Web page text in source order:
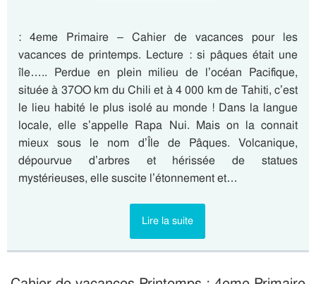
: 4eme Primaire – Cahier de vacances pour les
vacances de printemps. Lecture : si pâques était une
île….. Perdue en plein milieu de l’océan Pacifique,
située à 37OO km du Chili et à 4 000 km de Tahiti, c’est
le lieu habité le plus isolé au monde ! Dans la langue
locale, elle s’appelle Rapa Nui. Mais on la connait
mieux sous le nom d’Île de Pâques. Volcanique,
dépourvue d’arbres et hérissée de statues
mystérieuses, elle suscite l’étonnement et…
Lire la suite